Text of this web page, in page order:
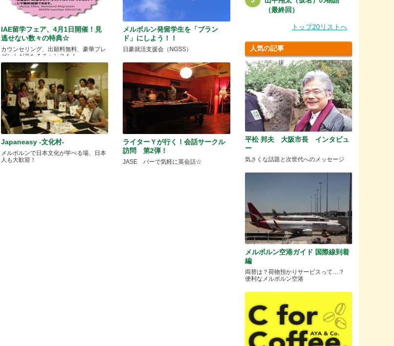
IAE留学フェア、4月1日開催！見
逃せない数々の特典☆
カウンセリング、出願料無料、豪華プレ
ゼントが当たるチャンスも！
メルボルン発留学生を「ブラン
ド」にしよう！！
日豪就活支援会（NGSS）
Japaneasy -文化村-
メルボルンで日本文化が学べる場、日本
人も大歓迎！
ライターＹが行く！会話サークル
訪問 第2弾！
JASE バーで気軽に英会話☆
（最終回）
トップ20リストへ
人気の記事
平松 邦夫 大阪市長 インタビュ
ー
気さくな話題と次世代へのメッセージ
メルボルン空港ガイド 国際線到着
編
両替は？荷物預かりサービスって…？
便利なメルボルン空港